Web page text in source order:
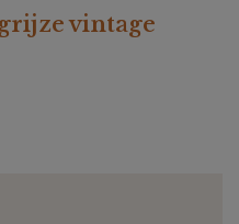
vintage